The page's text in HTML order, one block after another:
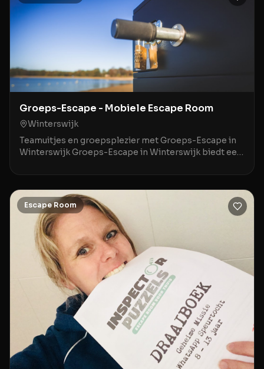
Groeps-Escape - Mobiele Escape Room
Winterswijk
Teamuitjes en groepsplezier met Groeps-Escape in
Winterswijk Groeps-Escape in Winterswijk biedt een
Escape Room